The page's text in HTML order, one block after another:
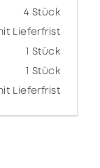
4 Stück
Lieferfrist
1 Stück
1 Stück
Lieferfrist